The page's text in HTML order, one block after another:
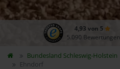
4,93 von 5
5.090 Bewertungen
Bundesland Schleswig-Holstein
Ehndorf